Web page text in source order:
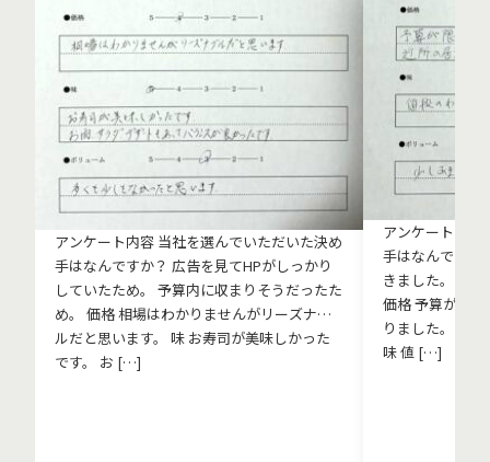
アンケート内容 当社を選んでいただいた決め
手はなんですか？ 広告を見てHPがしっかり
していたため。 予算内に収まりそうだったた
め。 価格 相場はわかりませんがリーズナブ
ルだと思います。 味 お寿司が美味しかった
です。 お […]
アンケート内容
手はなんですか
きました。 長
価格 予算が限
りました。 近
味 値 […]